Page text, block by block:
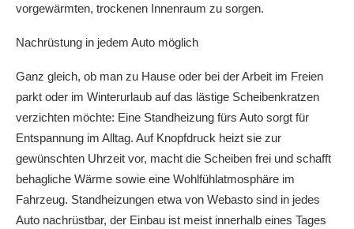
vorgewärmten, trockenen Innenraum zu sorgen.
Nachrüstung in jedem Auto möglich
Ganz gleich, ob man zu Hause oder bei der Arbeit im Freien
parkt oder im Winterurlaub auf das lästige Scheibenkratzen
verzichten möchte: Eine Standheizung fürs Auto sorgt für
Entspannung im Alltag. Auf Knopfdruck heizt sie zur
gewünschten Uhrzeit vor, macht die Scheiben frei und schafft
behagliche Wärme sowie eine Wohlfühlatmosphäre im
Fahrzeug. Standheizungen etwa von Webasto sind in jedes
Auto nachrüstbar, der Einbau ist meist innerhalb eines Tages